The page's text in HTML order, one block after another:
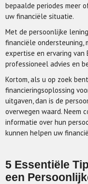
bepaalde periodes meer
uw financiële situatie.
Met de persoonlijke
financiële ondersteuning,
expertise en ervaring van
professioneel advies en
Kortom, als u op zoek
financieringsoplossing
uitgaven, dan is de
overwegen waard. Neem
informatie over hun
kunnen helpen uw
5 Essentiële
een